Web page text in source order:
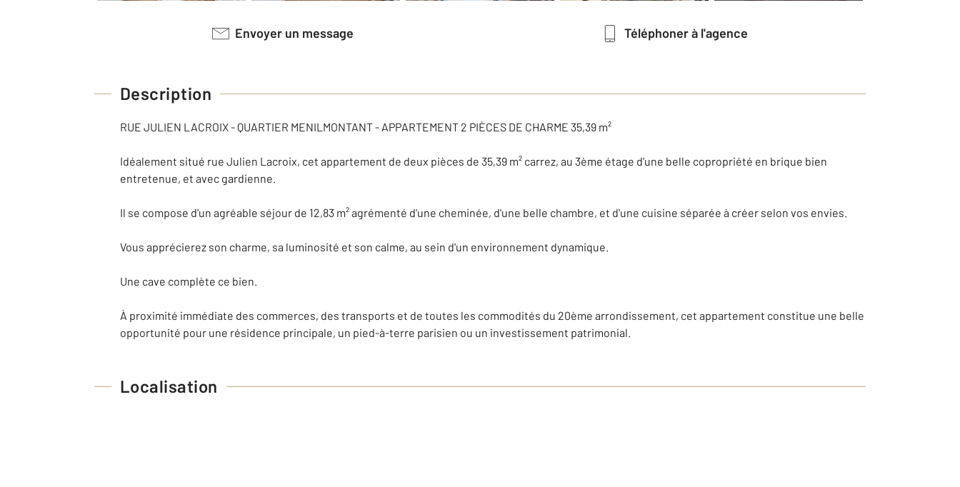
Envoyer un message Téléphoner à l'agence
Description
RUE JULIEN LACROIX - QUARTIER MENILMONTANT - APPARTEMENT 2 PIÈCES DE CHARME 35,39 m²
Idéalement situé rue Julien Lacroix, cet appartement de deux pièces de 35,39 m² carrez, au 3ème étage d'une belle copropriété en brique bien
entretenue, et avec gardienne.
Il se compose d'un agréable séjour de 12,83 m² agrémenté d'une cheminée, d'une belle chambre, et d'une cuisine séparée à créer selon vos envies.
Vous apprécierez son charme, sa luminosité et son calme, au sein d'un environnement dynamique.
Une cave complète ce bien.
À proximité immédiate des commerces, des transports et de toutes les commodités du 20ème arrondissement, cet appartement constitue une belle
opportunité pour une résidence principale, un pied-à-terre parisien ou un investissement patrimonial.
Localisation